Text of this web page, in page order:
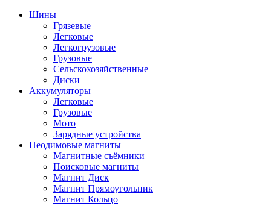
Шины
Грязевые
Легковые
Легкогрузовые
Грузовые
Сельскохозяйственные
Диски
Аккумуляторы
Легковые
Грузовые
Мото
Зарядные устройства
Неодимовые магниты
Магнитные съёмники
Поисковые магниты
Магнит Диск
Магнит Пря­мо­уголь­ник
Магнит Кольцо